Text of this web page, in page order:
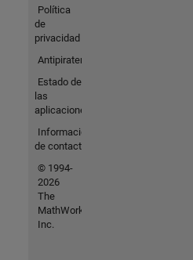
Política
de
privacidad
Antipiratería
Estado de
las
aplicaciones
Información
de contacto
© 1994-
2026
The
MathWorks,
Inc.